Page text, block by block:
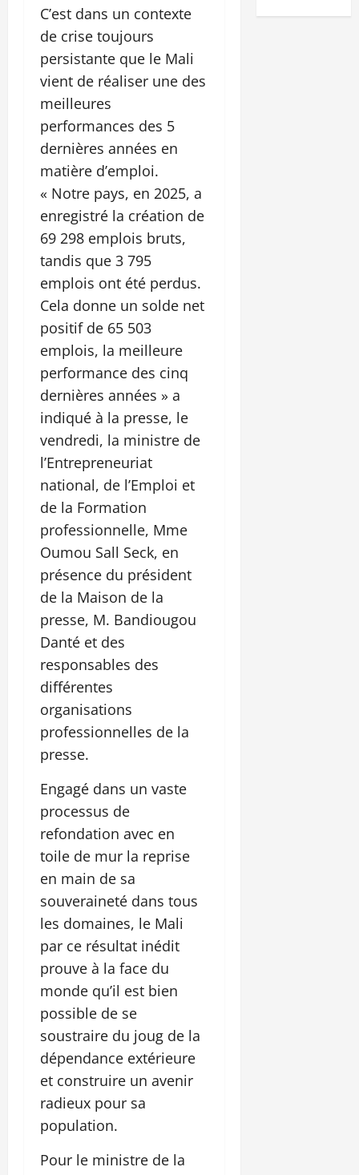
C’est dans un contexte
de crise toujours
persistante que le Mali
vient de réaliser une des
meilleures
performances des 5
dernières années en
matière d’emploi.
« Notre pays, en 2025, a
enregistré la création de
69 298 emplois bruts,
tandis que 3 795
emplois ont été perdus.
Cela donne un solde net
positif de 65 503
emplois, la meilleure
performance des cinq
dernières années » a
indiqué à la presse, le
vendredi, la ministre de
l’Entrepreneuriat
national, de l’Emploi et
de la Formation
professionnelle, Mme
Oumou Sall Seck, en
présence du président
de la Maison de la
presse, M. Bandiougou
Danté et des
responsables des
différentes
organisations
professionnelles de la
presse.
Engagé dans un vaste
processus de
refondation avec en
toile de mur la reprise
en main de sa
souveraineté dans tous
les domaines, le Mali
par ce résultat inédit
prouve à la face du
monde qu’il est bien
possible de se
soustraire du joug de la
dépendance extérieure
et construire un avenir
radieux pour sa
population.
Pour le ministre de la